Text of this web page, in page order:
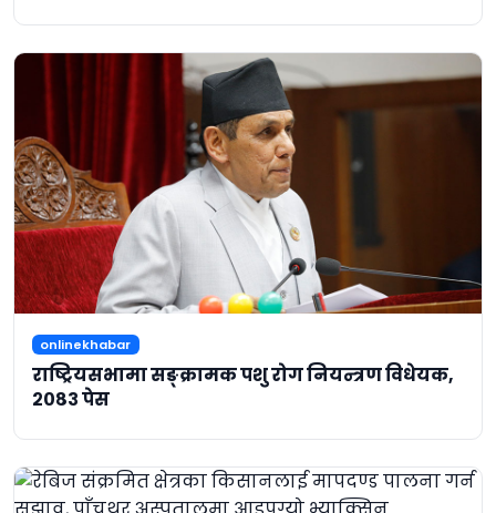
onlinekhabar
राष्ट्रियसभामा सङ्क्रामक पशु रोग नियन्त्रण विधेयक,
२०८३ पेस